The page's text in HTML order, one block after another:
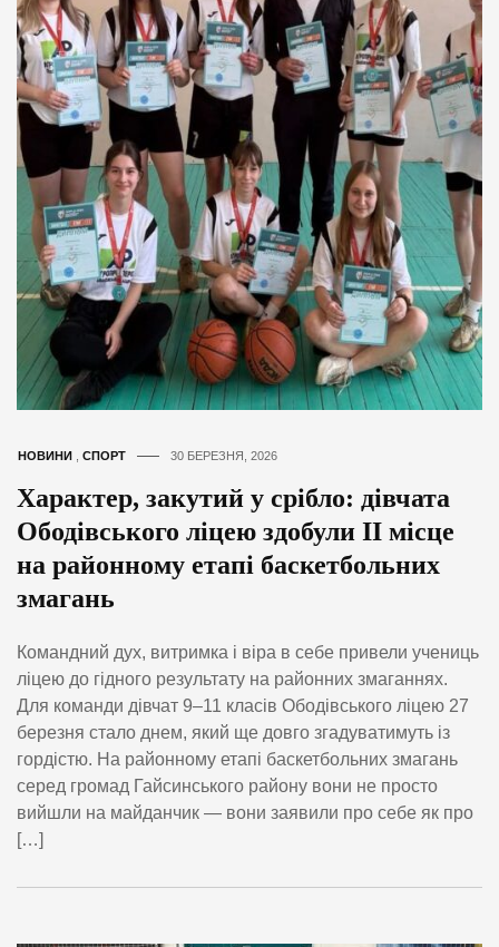
НОВИНИ СПОРТ 30 БЕРЕЗНЯ, 2026
Характер, закутий у срібло: дівчата
Ободівського ліцею здобули ІІ місце
на районному етапі баскетбольних
змагань
Командний дух, витримка і віра в себе привели учениць
ліцею до гідного результату на районних змаганнях.
Для команди дівчат 9–11 класів Ободівського ліцею 27
березня стало днем, який ще довго згадуватимуть із
гордістю. На районному етапі баскетбольних змагань
серед громад Гайсинського району вони не просто
вийшли на майданчик — вони заявили про себе як про
[…]